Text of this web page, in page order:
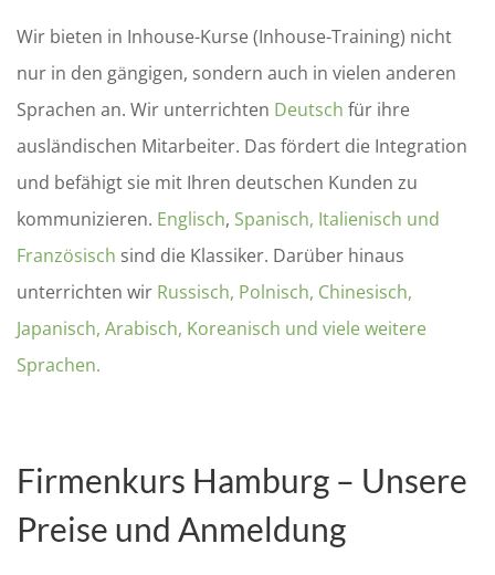
Wir bieten in Inhouse-Kurse (Inhouse-Training) nicht
nur in den gängigen, sondern auch in vielen anderen
Sprachen an. Wir unterrichten Deutsch für ihre
ausländischen Mitarbeiter. Das fördert die Integration
und befähigt sie mit Ihren deutschen Kunden zu
kommunizieren. Englisch, Spanisch, Italienisch und
Französisch sind die Klassiker. Darüber hinaus
unterrichten wir Russisch, Polnisch, Chinesisch,
Japanisch, Arabisch, Koreanisch und viele weitere
Sprachen.
Firmenkurs Hamburg – Unsere
Preise und Anmeldung